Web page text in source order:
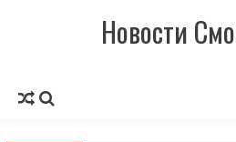
Новости